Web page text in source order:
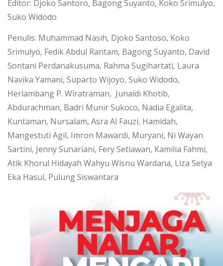
Editor: Djoko Santoro, Bagong Suyanto, Koko Srimulyo,
Suko Widodo
Penulis: Muhammad Nasih, Djoko Santoso, Koko
Srimulyo, Fedik Abdul Rantam, Bagong Suyanto, David
Sontani Perdanakusuma, Rahma Sugihartati, Laura
Navika Yamani, Suparto Wijoyo, Suko Widodo,
Herlambang P. Wiratraman, Junaidi Khotib,
Abdurachman, Badri Munir Sukoco, Nadia Egalita,
Kuntaman, Nursalam, Asra Al Fauzi, Hamidah,
Mangestuti Agil, Imron Mawardi, Muryani, Ni Wayan
Sartini, Jenny Sunariani, Fery Setiawan, Kamilia Fahmi,
Atik Khorul Hidayah Wahyu Wisnu Wardana, Liza Setya
Eka Hasul, Pulung Siswantara